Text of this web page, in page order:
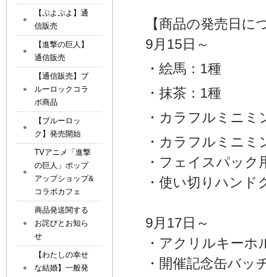
【商品の発売日に
9月15日～
・絵馬：1種
・抹茶：1種
・カラフルミニ
・カラフルミニ
・フェイスパッ
・使い切りハンド
9月17日～
・アクリルキーホ
・開催記念缶バッ
【ぷよぷよ】通
信販売
【進撃の巨人】
通信販売
【通信販売】ブ
ルーロックコラ
ボ商品
【ブルーロッ
ク】発売開始
TVアニメ「進撃
の巨人」ポップ
アップショップ&
コラボカフェ
商品発送関する
お詫びとお知ら
せ
【わたしの幸せ
な結婚】一般発